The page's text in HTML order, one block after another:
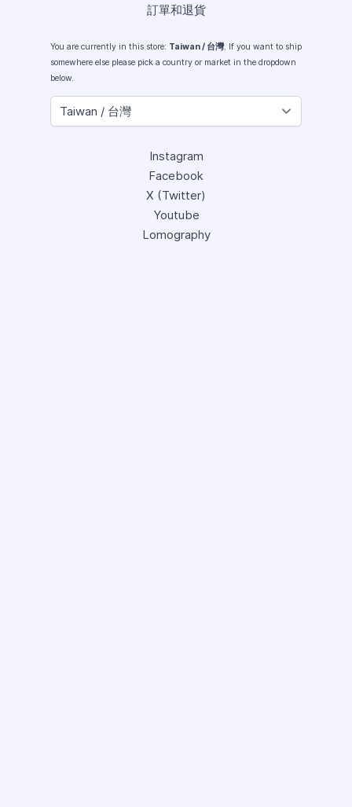
訂單和退貨
You are currently in this store: Taiwan / 台灣. If you want to ship
somewhere else please pick a country or market in the dropdown
below.
Instagram
Facebook
X (Twitter)
Youtube
Lomography